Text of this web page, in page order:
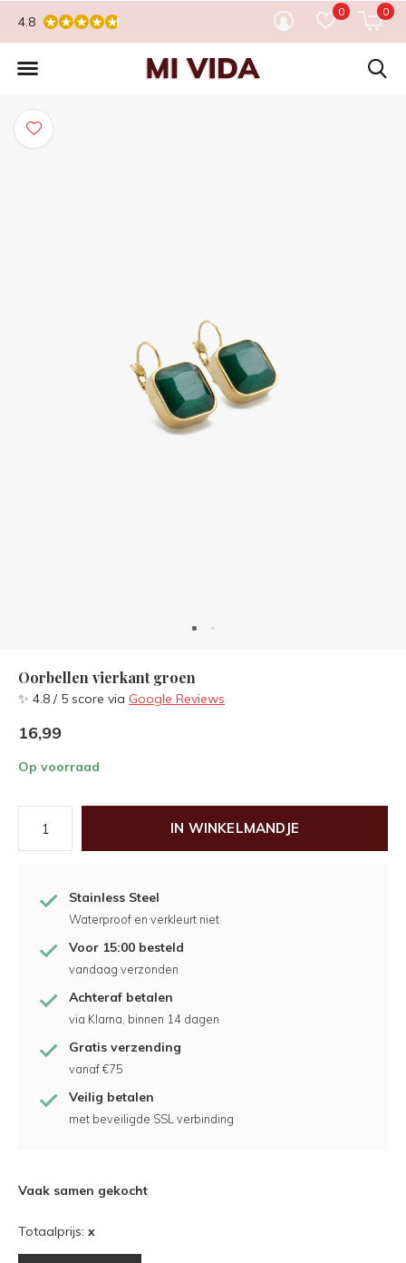
0 0
4.8
Oorbellen vierkant groen
✨ 4.8 / 5 score via Google Reviews
16,99
Op voorraad
IN WINKELMANDJE
Stainless Steel
Waterproof en verkleurt niet
Voor 15:00 besteld
vandaag verzonden
Achteraf betalen
via Klarna, binnen 14 dagen
Gratis verzending
vanaf €75
Veilig betalen
met beveiligde SSL verbinding
Vaak samen gekocht
Totaalprijs: x